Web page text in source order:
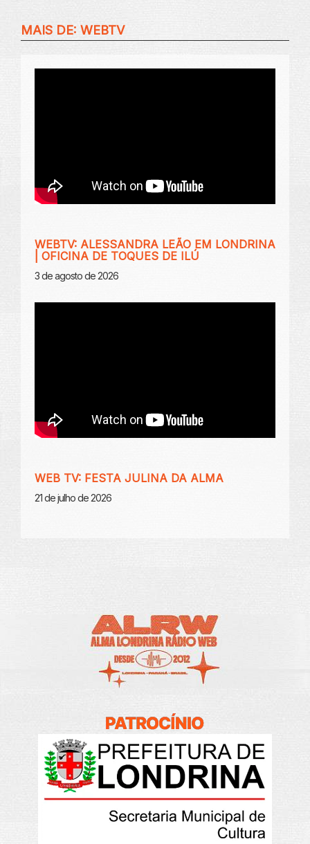
MAIS DE: WEBTV
WEBTV: ALESSANDRA LEÃO EM LONDRINA
| OFICINA DE TOQUES DE ILÚ
3 de agosto de 2026
WEB TV: FESTA JULINA DA ALMA
21 de julho de 2026